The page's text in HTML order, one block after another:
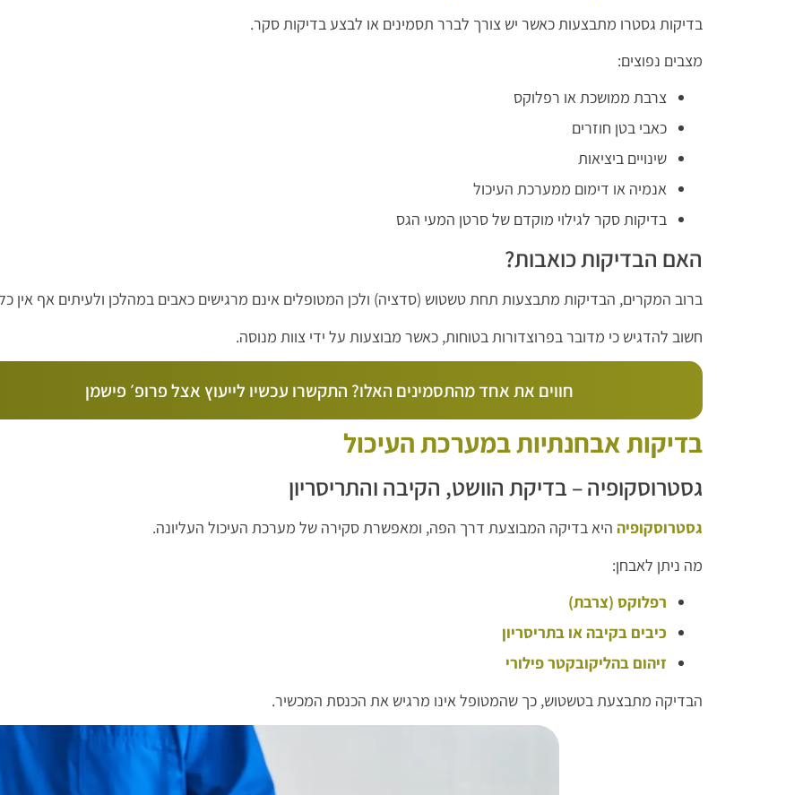
בדיקות גסטרו מתבצעות כאשר יש צורך לברר תסמינים או לבצע בדיקות סקר.
מצבים נפוצים:
צרבת ממושכת או רפלוקס
כאבי בטן חוזרים
שינויים ביציאות
אנמיה או דימום ממערכת העיכול
בדיקות סקר לגילוי מוקדם של סרטן המעי הגס
האם הבדיקות כואבות?
ברוב המקרים, הבדיקות מתבצעות תחת טשטוש (סדציה) ולכן המטופלים אינם מרגישים כאבים במהלכן ולעיתים אף אין
חשוב להדגיש כי מדובר בפרוצדורות בטוחות, כאשר מבוצעות על ידי צוות מנוסה.
חווים את אחד מהתסמינים האלו? התקשרו עכשיו לייעוץ אצל פרופ׳ פישמן
בדיקות אבחנתיות במערכת העיכול
גסטרוסקופיה – בדיקת הוושט, הקיבה והתריסריון
גסטרוסקופיה היא בדיקה המבוצעת דרך הפה, ומאפשרת סקירה של מערכת העיכול העליונה.
מה ניתן לאבחן:
רפלוקס (צרבת)
כיבים בקיבה או בתריסריון
זיהום בהליקובקטר פילורי
הבדיקה מתבצעת בטשטוש, כך שהמטופל אינו מרגיש את הכנסת המכשיר.